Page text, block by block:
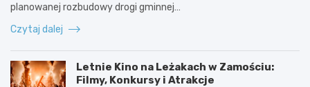
planowanej rozbudowy drogi gminnej…
Czytaj dalej
Letnie Kino na Leżakach w Zamościu:
Filmy, Konkursy i Atrakcje